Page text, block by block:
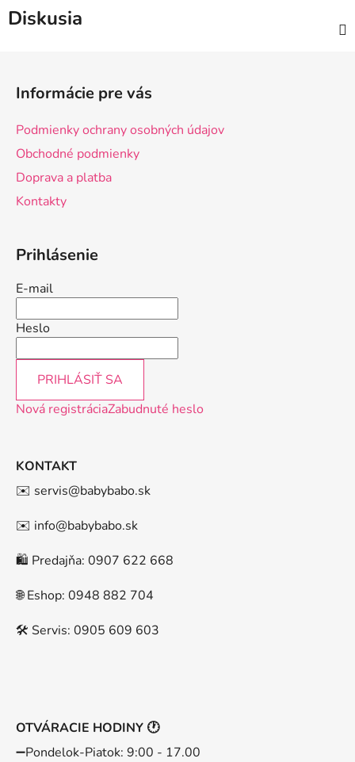
Diskusia
Informácie pre vás
Podmienky ochrany osobných údajov
Obchodné podmienky
Doprava a platba
Kontakty
Prihlásenie
E-mail
Heslo
PRIHLÁSIŤ SA
Nová registráciaZabudnuté heslo
KONTAKT
✉️ servis@babybabo.sk
✉️ info@babybabo.sk
🛍️ Predajňa: 0907 622 668
🌐 Eshop: 0948 882 704
🛠️ Servis: 0905 609 603
OTVÁRACIE HODINY 🕐
➖️Pondelok-Piatok: 9:00 - 17.00